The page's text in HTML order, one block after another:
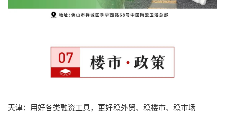
天津：用好各类融资工具，更好稳外贸、稳楼市、稳市场